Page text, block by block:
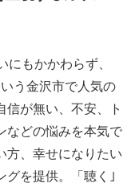
もかかわらず、
う金沢市で人気の
信が無い、不安、ト
などの悩みを本気で
方、幸せになりたい
グを提供。「聴く｣